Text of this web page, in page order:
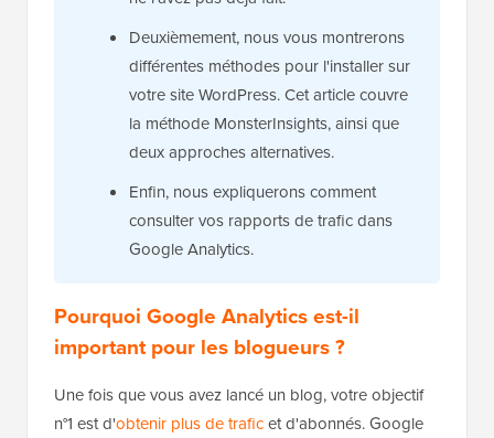
Deuxièmement, nous vous montrerons
différentes méthodes pour l'installer sur
votre site WordPress. Cet article couvre
la méthode MonsterInsights, ainsi que
deux approches alternatives.
Enfin, nous expliquerons comment
consulter vos rapports de trafic dans
Google Analytics.
Pourquoi Google Analytics est-il
important pour les blogueurs ?
Une fois que vous avez lancé un blog, votre objectif
n°1 est d'obtenir plus de traficet d'abonnés. Google